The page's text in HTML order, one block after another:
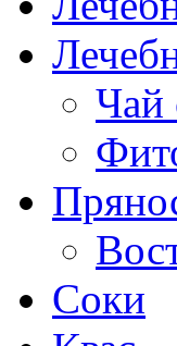
Чай
Соки